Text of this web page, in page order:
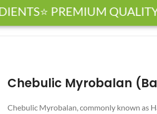
⭐ PREMIUM QUALITY
Chebulic Myrobalan, commonly known as